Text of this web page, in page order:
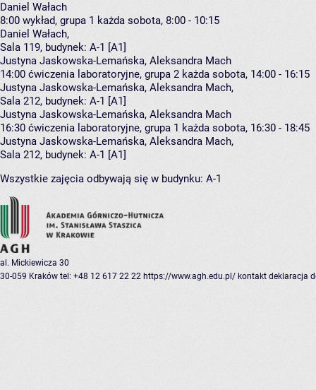
Daniel Wałach
8:00 wykład, grupa 1 każda sobota, 8:00 - 10:15
Daniel Wałach,
Sala 119, budynek: A-1 [A1]
Justyna Jaskowska-Lemańska, Aleksandra Mach
14:00 ćwiczenia laboratoryjne, grupa 2 każda sobota, 14:00 - 16:15
Justyna Jaskowska-Lemańska, Aleksandra Mach,
Sala 212, budynek: A-1 [A1]
Justyna Jaskowska-Lemańska, Aleksandra Mach
16:30 ćwiczenia laboratoryjne, grupa 1 każda sobota, 16:30 - 18:45
Justyna Jaskowska-Lemańska, Aleksandra Mach,
Sala 212, budynek: A-1 [A1]
Wszystkie zajęcia odbywają się w budynku: A-1
al. Mickiewicza 30
30-059 Kraków tel: +48 12 617 22 22 https://www.agh.edu.pl/ kontakt deklaracja